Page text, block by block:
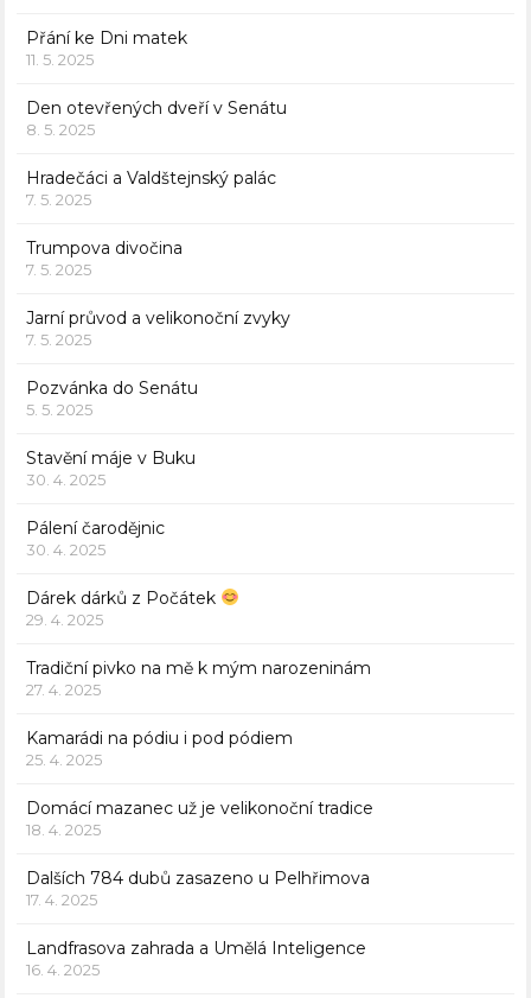
Přání ke Dni matek
11. 5. 2025
Den otevřených dveří v Senátu
8. 5. 2025
Hradečáci a Valdštejnský palác
7. 5. 2025
Trumpova divočina
7. 5. 2025
Jarní průvod a velikonoční zvyky
7. 5. 2025
Pozvánka do Senátu
5. 5. 2025
Stavění máje v Buku
30. 4. 2025
Pálení čarodějnic
30. 4. 2025
Dárek dárků z Počátek
29. 4. 2025
Tradiční pivko na mě k mým narozeninám
27. 4. 2025
Kamarádi na pódiu i pod pódiem
25. 4. 2025
Domácí mazanec už je velikonoční tradice
18. 4. 2025
Dalších 784 dubů zasazeno u Pelhřimova
17. 4. 2025
Landfrasova zahrada a Umělá Inteligence
16. 4. 2025